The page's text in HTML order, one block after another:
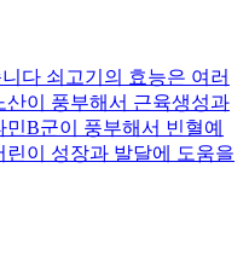
다 쇠고기의 효능은 여러
이 풍부해서 근육생성과
B군이 풍부해서 빈혈예
이 성장과 발달에 도움을